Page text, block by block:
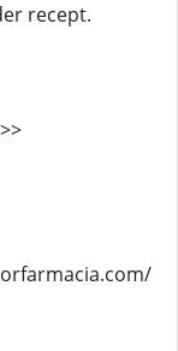
recept.